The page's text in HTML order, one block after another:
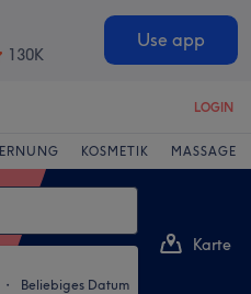
130K
Use app
LOGIN
KOSMETIK MASSAGE
・ Beliebiges Datum
Karte